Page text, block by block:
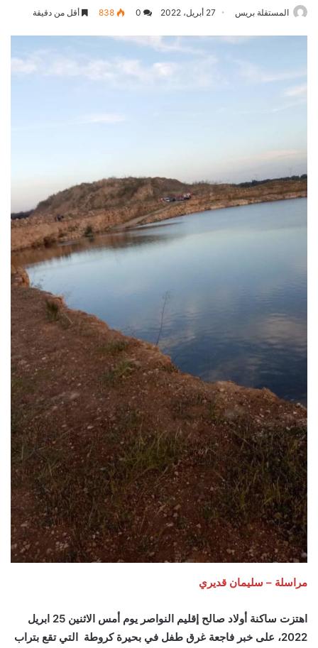
المستقلة بريس 27 أبريل، 2022 0
838 أقل من دقيقة
مراسلة – سليمان قديري
اهتزت ساكنة أولاد صالح إقليم النواصر يوم أمس الاثنين 25 ابريل
2022، على خبر فاجعة غرق طفل في بحيرة كروطة التي تقع بتراب